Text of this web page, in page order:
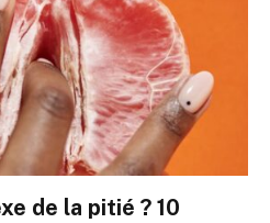
de la pitié ? 10